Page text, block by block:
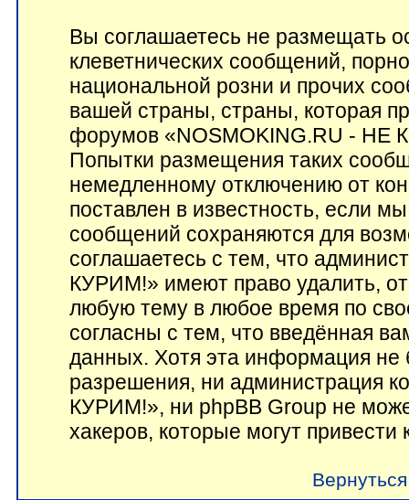
Вы соглашаетесь не размещать
клеветнических сообщений,
национальной розни и прочих
вашей страны, страны, которая
форумов «NOSMOKING.RU - НЕ
Попытки размещения таких
немедленному отключению от
поставлен в известность, если
сообщений сохраняются для
соглашаетесь с тем, что
КУРИМ!» имеют право удалить,
любую тему в любое время по
согласны с тем, что введённая
данных. Хотя эта информация не
разрешения, ни администрация
КУРИМ!», ни phpBB Group не
хакеров, которые могут